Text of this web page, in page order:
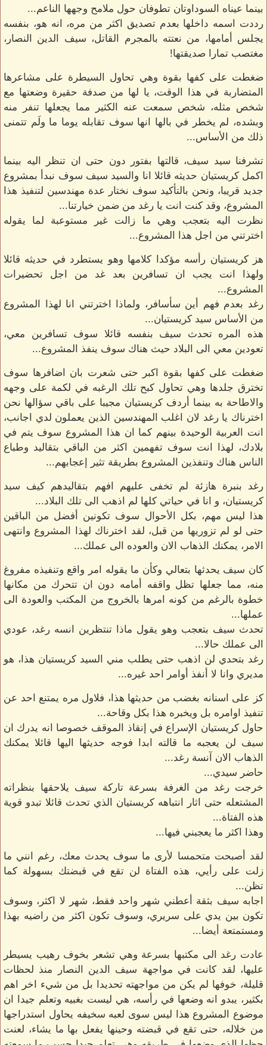
بينما عيناه السوداوتان تطوفان حول ملامح وجهها الناعم...
رددت اسمه داخلها بعدم تصديق اكثر من مره، انه هو، بنفسه
يجلس أمامها، من نعتته بالمجرم القاتل، سيف الدين النصار،
مغتصب تمارا صديقتها!
ضغطت على كفها بقوة وهي تحاول السيطرة على مشاعرها
المتضاربة في هذا الوقت، يا لها من صدفة حقيرة وضعتها مع
شخص مثله، شخص سمعت عنه الكثير مما يجعلها تنفر منه
وبشده، لم يخطر في بالها انها سوف تقابله يوما ما ولَم تتمنى
ذلك من الأساس...
تشرفنا سيد سيف، قالتها بفتور دون حتى ان تنظر اليه بينما
اكمل كريستيان حديثه قائلا انا والسيد سيف سوف نبدأ بمشروع
جديد قريبا، ونحن بالتأكيد سوف نختار عدة مهندسين لتنفيذ هذا
المشروع، وقد كنت انت يا رغد من ضمن خيارتنا...
نظرت اليه بتعجب وهي ما زالت غير مستوعبة لما يقوله
اخترتني من اجل هذا المشروع...
هز كريستيان رأسه مؤكدا كلامها وهو يستطرد في حديثه قائلا
ولهذا انت يجب ان تسافرين بعد غد من اجل تحضيرات
المشروع...
رغد بعدم فهم أين سأسافر، ولماذا اخترتني انا لهذا المشروع
من الأساس سيد كريستيان...
هذه المره تحدث سيف بنفسه قائلا سوف تسافرين معي،
تعودين معي الى البلاد حيث هناك سوف ينفذ المشروع...
ضغطت على كفها بقوة اكبر حتى شعرت بان اضافرها سوف
تخترق جلدها وهي تحاول كبح تلك الرغبه في لكمة على وجهه
والاطاحة به بينما أردف كريستيان مجيبا على باقي سؤالها نحن
اخترناك يا رغد لان اغلب المهندسين الذين يعملون لدي اجانب،
انت العربية الوحيدة بينهم كما ان هذا المشروع سوف يتم في
بلادك، لهذا انت سوف تفهمين اكثر من الباقي بتقاليد وطباع
الناس هناك وتنفذين المشروع بطريقة تثير إعجابهم...
رغد بنبرة هازئة لم تخفى عليهم افهم بتقاليدهم كيف سيد
كريستيان، و انا في حياتي كلها لم اذهب الى تلك البلاد...
هذا ليس مهم، بكل الأحوال سوف تكونين أفضل من الباقين
حتى لو لم تزوريها من قبل، لقد اخترناك لهذا المشروع وانتهى
الامر، يمكنك الذهاب الان والعوده الى عملك...
كان سيف يحدثها بتعالي وكأن ما يقوله امر واقع وتنفيذه مفروغ
منه، مما جعلها تظل واقفه أمامه دون ان تتحرك من مكانها
خطوة بالرغم من كونه امرها بالخروج من المكتب والعودة الى
عملها...
تحدث سيف بتعجب وهو يقول ماذا تنتظرين انسه رغد، عودي
الى عملك حالا...
رغد بتحدي لن اذهب حتى يطلب مني السيد كريستيان هذا، هو
مديري وانا لا أنفذ أوامر احد غيره...
كز على اسنانه بغضب من حديثها هذا، فلاول مره يمتنع احد عن
تنفيذ اوامره بل ويخبره هذا بكل وقاحة...
حاول كريستيان الإسراع في إنقاذ الموقف خصوصا انه يدرك ان
سيف لن يعجبه ما قالته ابدا فوجه حديثها اليها قائلا يمكنك
الذهاب الان آنسة رغد...
حاضر سيدي...
خرجت رغد من الغرفة بسرعة تاركة سيف يلاحقها بنظراته
المشتعله حتى اثار انتباهه كريستيان الذي تحدث قائلا تبدو قوية
هذه الفتاة...
وهذا اكثر ما يعجبني فيها...
لقد أصبحت متحمسا لأرى ما سوف يحدث معك، رغم انني ما
زلت على رأيي، هذه الفتاة لن تقع في قبضتك بسهولة كما
تظن...
اجابه سيف بثقة أعطني شهر واحد فقط، شهر لا اكثر، وسوف
تكون بين يدي على سريري، وسوف تكون اكثر من راضيه بهذا
ومستمتعة أيضا...
عادت رغد الى مكتبها بسرعة وهي تشعر بخوف رهيب يسيطر
عليها، لقد كانت في مواجهة سيف الدين النصار منذ لحظات
قليلة، خوفها لم يكن من مواجهته تحديدا بل من شيء اخر اهم
بكثير، يبدو انه وضعها في رأسه، هي ليست بغبيه وتعلم جيدا ان
موضوع المشروع هذا ليس سوى لعبه سخيفه يحاول استدراجها
من خلاله، حتى تقع في قبضته وحينها يفعل بها ما يشاء، لعنت